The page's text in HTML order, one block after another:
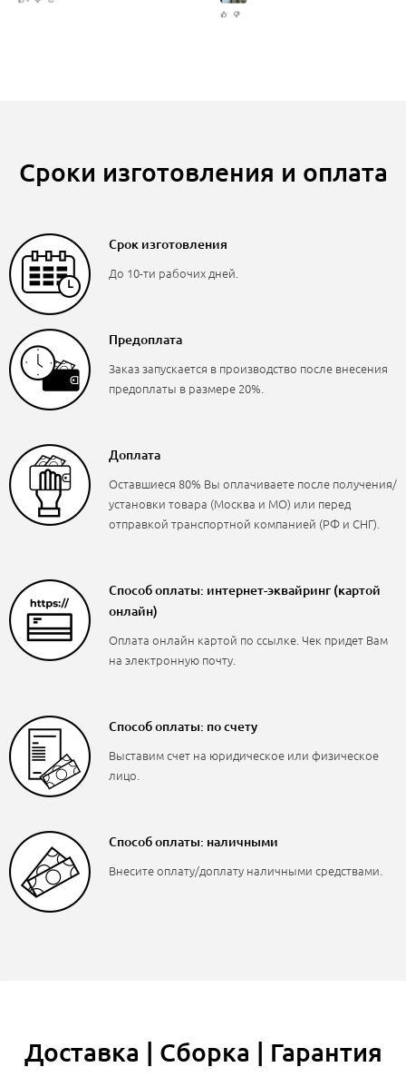
Сроки изготовления и оплата
Срок изготовления
До 10-ти рабочих дней.
Предоплата
Заказ запускается в производство после внесения
предоплаты в размере 20%.
Доплата
Оставшиеся 80% Вы оплачиваете после получения/
установки товара (Москва и МО) или перед
отправкой транспортной компанией (РФ и СНГ).
Способ оплаты: интернет-эквайринг (картой
онлайн)
Оплата онлайн картой по ссылке. Чек придет Вам
на электронную почту.
Способ оплаты: по счету
Выставим счет на юридическое или физическое
лицо.
Способ оплаты: наличными
Внесите оплату/доплату наличными средствами.
Доставка | Сборка | Гарантия